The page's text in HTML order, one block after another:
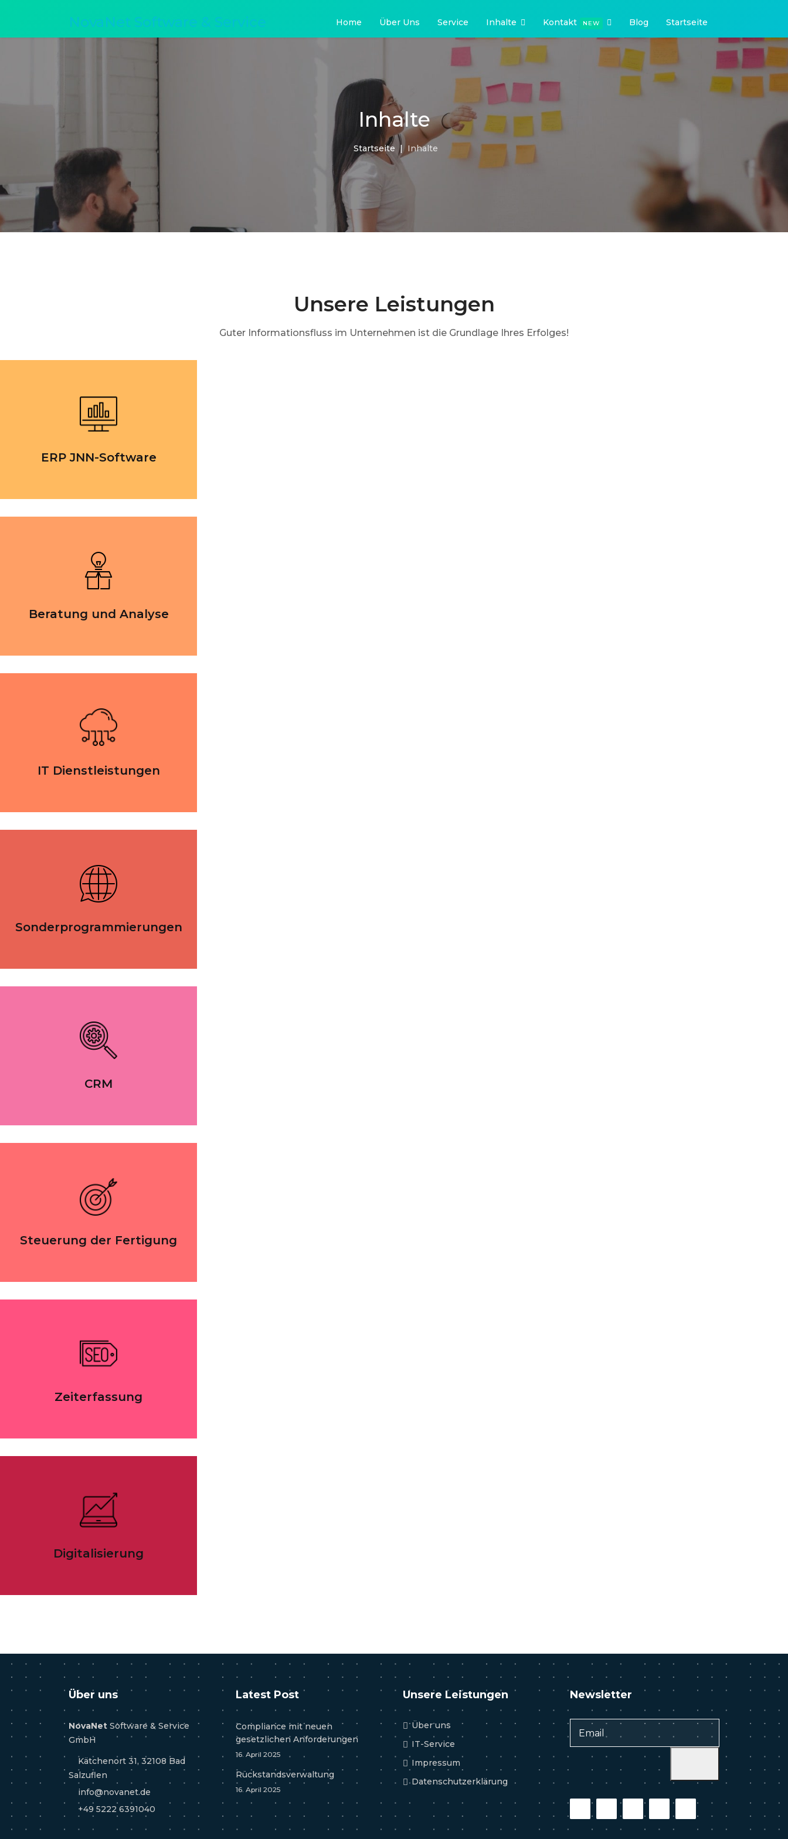
NovaNet Software & Service Home Über Uns Service Inhalte Kontakt NEW Blog Startseite
Inhalte
Startseite Inhalte
Unsere Leistungen
Guter Informationsfluss im Unternehmen ist die Grundlage Ihres Erfolges!
ERP JNN-Software
Beratung und Analyse
IT Dienstleistungen
Sonderprogrammierungen
CRM
Steuerung der Fertigung
Zeiterfassung
Digitalisierung
Über uns
NovaNet Software & Service
GmbH
Kätchenort 31, 32108 Bad
Salzuflen
info@novanet.de
+49 5222 6391040
Latest Post
Compliance mit neuen
gesetzlichen Anforderungen
16. April 2025
Rückstandsverwaltung
16. April 2025
Unsere Leistungen
Über uns
IT-Service
Impressum
Datenschutzerklärung
Newsletter